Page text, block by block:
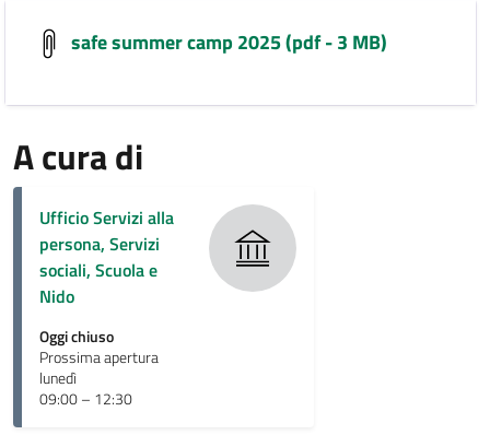
safe summer camp 2025 (pdf - 3 MB)
A cura di
Ufficio Servizi alla
persona, Servizi
sociali, Scuola e
Nido
Oggi chiuso
Prossima apertura
lunedì
09:00 – 12:30